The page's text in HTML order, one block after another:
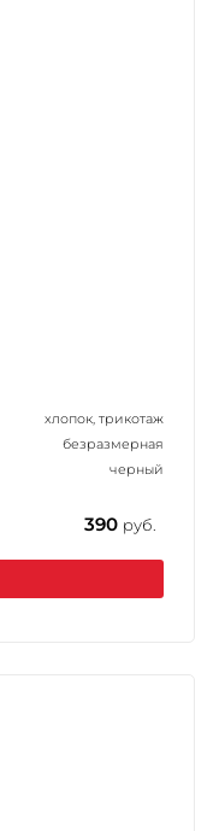
хлопок, трикотаж
безразмерная
черный
390 руб.